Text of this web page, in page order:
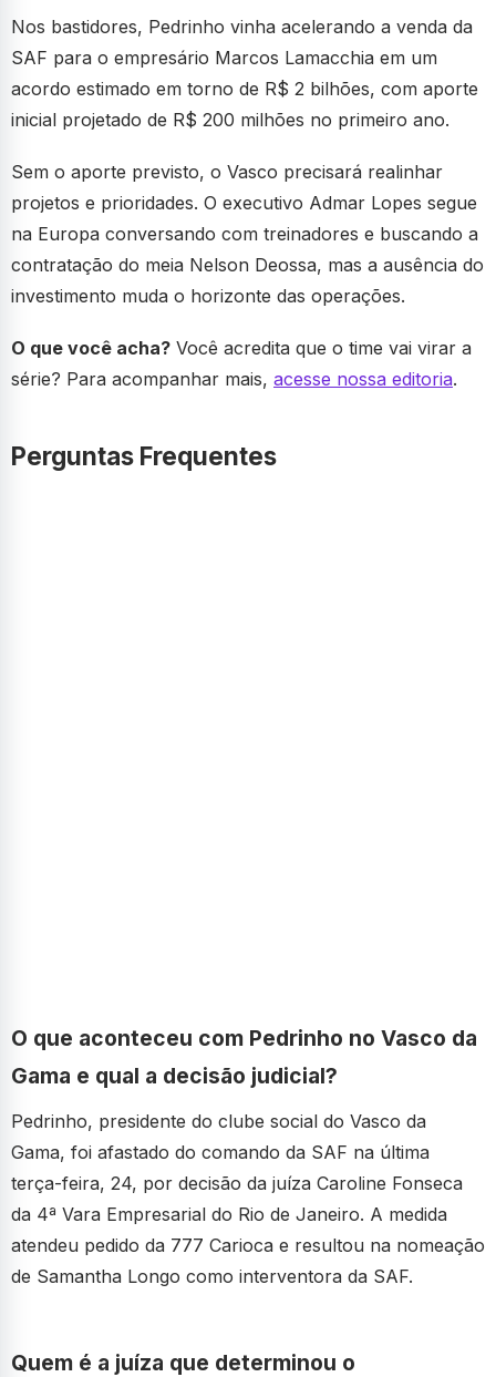
Nos bastidores, Pedrinho vinha acelerando a venda da
SAF para o empresário Marcos Lamacchia em um
acordo estimado em torno de R$ 2 bilhões, com aporte
inicial projetado de R$ 200 milhões no primeiro ano.
Sem o aporte previsto, o Vasco precisará realinhar
projetos e prioridades. O executivo Admar Lopes segue
na Europa conversando com treinadores e buscando a
contratação do meia Nelson Deossa, mas a ausência do
investimento muda o horizonte das operações.
O que você acha? Você acredita que o time vai virar a
série? Para acompanhar mais, acesse nossa editoria.
Perguntas Frequentes
O que aconteceu com Pedrinho no Vasco da
Gama e qual a decisão judicial?
Pedrinho, presidente do clube social do Vasco da
Gama, foi afastado do comando da SAF na última
terça-feira, 24, por decisão da juíza Caroline Fonseca
da 4ª Vara Empresarial do Rio de Janeiro. A medida
atendeu pedido da 777 Carioca e resultou na nomeação
de Samantha Longo como interventora da SAF.
Quem é a juíza que determinou o